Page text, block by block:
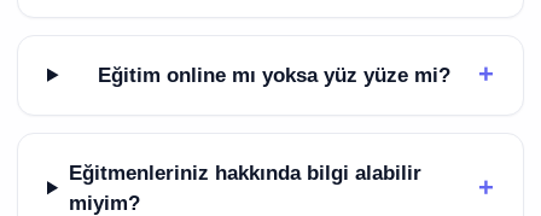
Eğitim online mı yoksa yüz yüze mi? +
Eğitmenleriniz hakkında bilgi alabilir
miyim?
+